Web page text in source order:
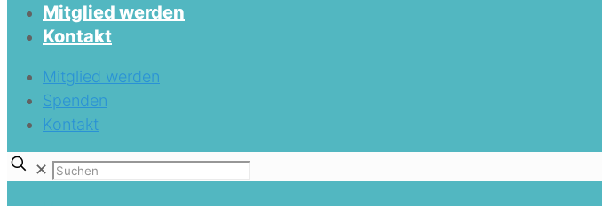
Mitglied werden
Kontakt
Mitglied werden
Spenden
Kontakt
✕